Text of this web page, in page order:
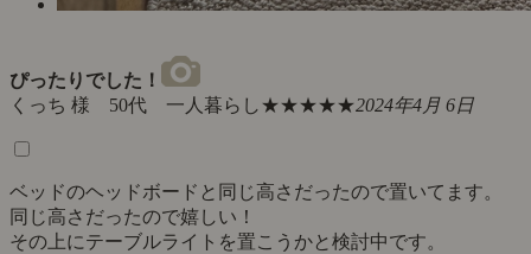
ぴったりでした！
くっち 様 50代 一人暮らし★★★★★2024年4月 6日
ベッドのヘッドボードと同じ高さだったので置いてます。
同じ高さだったので嬉しい！
その上にテーブルライトを置こうかと検討中です。